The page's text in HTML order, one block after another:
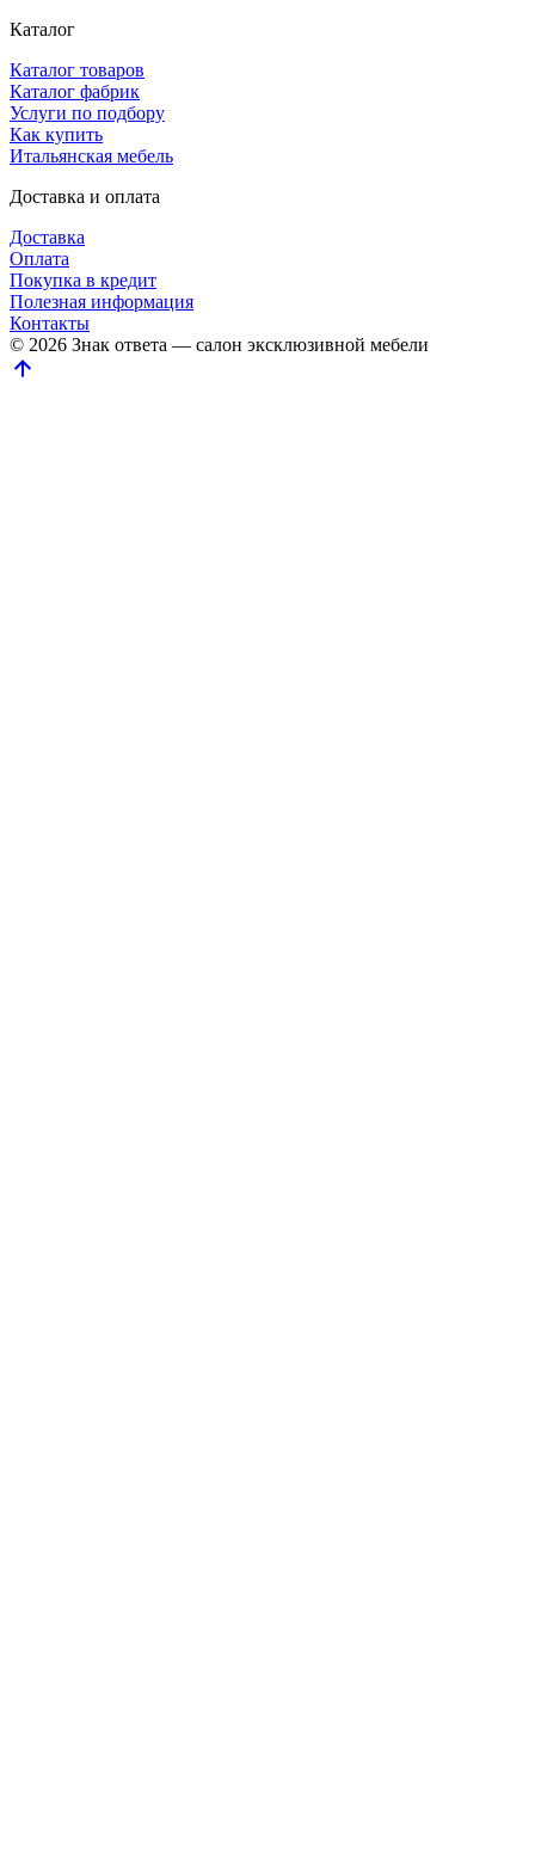
Каталог
Каталог товаров
Каталог фабрик
Услуги по подбору
Как купить
Итальянская мебель
Доставка и оплата
Доставка
Оплата
Покупка в кредит
Полезная информация
Контакты
© 2026 Знак ответа — салон эксклюзивной мебели